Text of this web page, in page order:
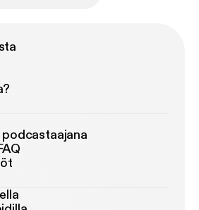
podcastaajana